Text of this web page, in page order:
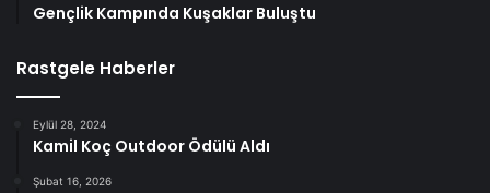
Gençlik Kampında Kuşaklar Buluştu
Rastgele Haberler
Eylül 28, 2024
Kamil Koç Outdoor Ödülü Aldı
Şubat 16, 2026